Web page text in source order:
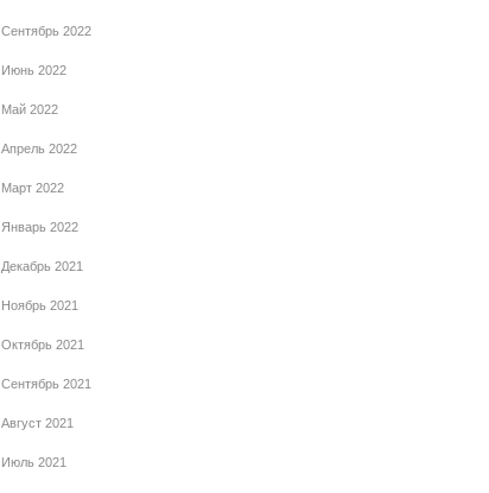
Сентябрь 2022
Июнь 2022
Май 2022
Апрель 2022
Март 2022
Январь 2022
Декабрь 2021
Ноябрь 2021
Октябрь 2021
Сентябрь 2021
Август 2021
Июль 2021